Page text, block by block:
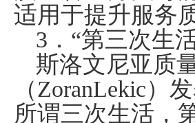
适用于提升服务
3 ．“第三次生
斯洛文尼亚质
（ZoranLekic）
所谓三次生活，